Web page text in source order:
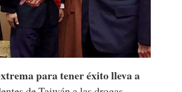
para tener éxito lleva a